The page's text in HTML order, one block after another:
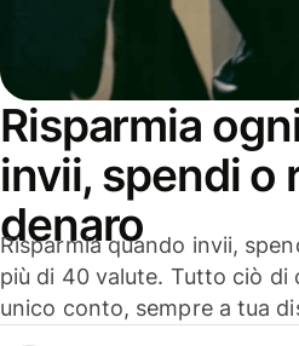
Risparmia
invii, spendi o
denaro
Risparmia quando invii,
più di 40 valute. Tutto ciò di
unico conto, sempre a tua